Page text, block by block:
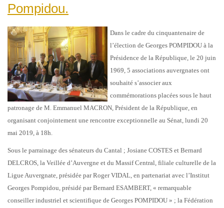
Pompidou.
Dans le cadre du cinquantenaire de
l’élection de Georges POMPIDOU à la
Présidence de la République, le 20 juin
1969, 5 associations auvergnates ont
souhaité s’associer aux
commémorations placées sous le haut
patronage de M. Emmanuel MACRON, Président de la République, en
organisant conjointement une rencontre exceptionnelle au Sénat, lundi 20
mai 2019, à 18h.
Sous le parrainage des sénateurs du Cantal ; Josiane COSTES et Bernard
DELCROS, la Veillée d’Auvergne et du Massif Central, filiale culturelle de la
Ligue Auvergnate, présidée par Roger VIDAL, en partenariat avec l’Institut
Georges Pompidou, présidé par Bernard ESAMBERT, « remarquable
conseiller industriel et scientifique de Georges POMPIDOU » ; la Fédération